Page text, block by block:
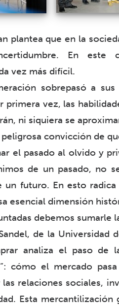
plantea que en la
En este
vez más difícil.
sobrepasó a
primera vez, las
ni siquiera se
convicción de
el pasado al olvido y
de un pasado, no
un futuro. En esto
esencial dimensión
debemos sumarle
de la Universidad
analiza el paso de
cómo el mercado
relaciones sociales,
Esta mercantilización